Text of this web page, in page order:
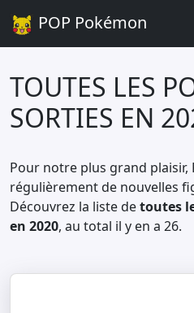
POP Pokémon
TOUTES LES
SORTIES EN
Pour notre plus grand plaisir,
régulièrement de nouvelles
Découvrez la liste detoutes
en 2020, au total il y en a 26.